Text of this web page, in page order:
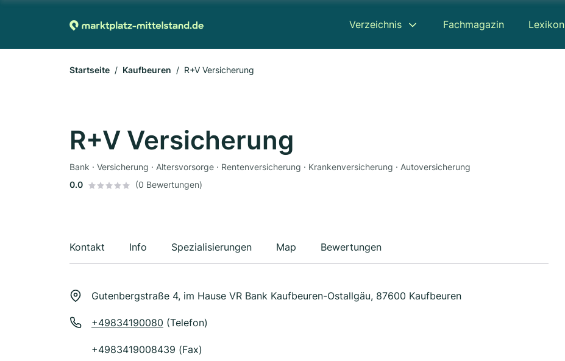
Verzeichnis Fachmagazin Lexikon
Startseite Kaufbeuren R+V Versicherung
R+V Versicherung
Bank · Versicherung · Altersvorsorge · Rentenversicherung · Krankenversicherung · Autoversicherung
0.0
(0 Bewertungen)
Kontakt Info Spezialisierungen Map Bewertungen
Gutenbergstraße 4, im Hause VR Bank Kaufbeuren-Ostallgäu, 87600 Kaufbeuren
+49834190080 (Telefon)
+4983419008439 (Fax)